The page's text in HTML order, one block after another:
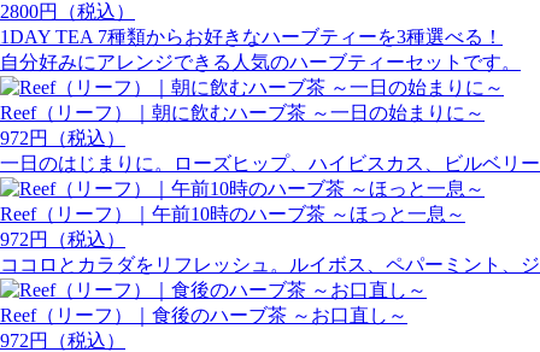
2800円（税込）
1DAY TEA 7種類からお好きなハーブティーを3種選べる！
自分好みにアレンジできる人気のハーブティーセットです。
Reef（リーフ）｜朝に飲むハーブ茶 ～一日の始まりに～
972円（税込）
一日のはじまりに。ローズヒップ、ハイビスカス、ビルベリ
Reef（リーフ）｜午前10時のハーブ茶 ～ほっと一息～
972円（税込）
ココロとカラダをリフレッシュ。ルイボス、ペパーミント、
Reef（リーフ）｜食後のハーブ茶 ～お口直し～
972円（税込）